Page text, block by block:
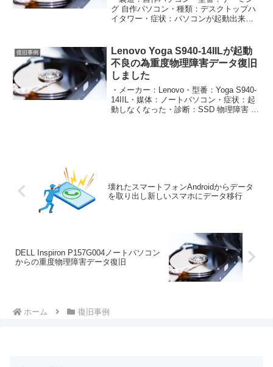
グ 自作パソコン・種類：デスクトップハ
イタワー・症状：パソコンが起動出来な
旧・処置：ケースファン交換・処置：OS
クリーンイ...
復旧事例
Lenovo Yoga S940-14IILが起動
不良の為重度物理障害データ復旧
しました
・メーカー：Lenovo・型番：Yoga S940-
14IIL・媒体：ノートパソコン・症状：起
動しなくなった・診断：SSD 物理障害 軽
壊れたスマートフォンAndroidからデータ
を取り出し新しいスマホにデータ移行
DELL Inspiron P157G004ノートパソコン
からの重度物理障害データ復旧
ホーム 復旧事例